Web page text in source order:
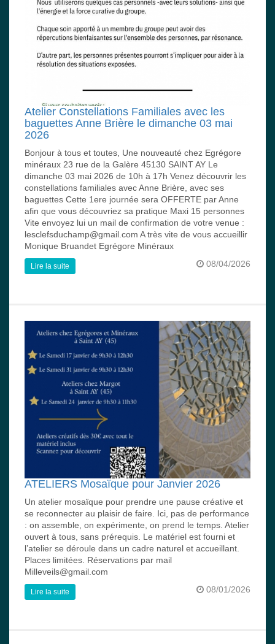
Atelier Constellations Familiales avec les
baguettes Anne Brière le dimanche 03 mai
2026
Bonjour à tous et toutes, Une nouveauté chez Egrégore
minéraux 23 rue de la Galère 45130 SAINT AY Le
dimanche 03 mai 2026 de 10h à 17h Venez découvrir les
constellations familiales avec Anne Brière, avec ses
baguettes Cette 1ere journée sera OFFERTE par Anne
afin que vous découvriez sa pratique Maxi 15 personnes
Vite envoyez lui un mail de confirmation de votre venue :
lesclefsduchamp@gmail.com A très vite de vous accueillir
Monique Bruandet Egrégore Minéraux
08/04/2026
Lire la suite
ATELIERS Mosaïque pour Janvier 2026
Un atelier mosaïque pour prendre une pause créative et
se reconnecter au plaisir de faire. Ici, pas de performance
: on assemble, on expérimente, on prend le temps. Atelier
ouvert à tous, sans prérequis. Le matériel est fourni et
l’atelier se déroule dans un cadre naturel et accueillant.
Places limitées. Réservations par mail
Milleveils@gmail.com
08/01/2026
Lire la suite